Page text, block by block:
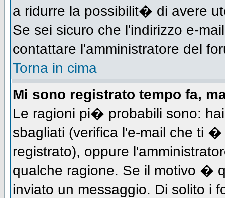
a ridurre la possibilit� di avere
Se sei sicuro che l'indirizzo e-
contattare l'amministratore del
Torna in cima
Mi sono registrato tempo fa,
Le ragioni pi� probabili sono:
sbagliati (verifica l'e-mail che ti
registrato), oppure
qualche ragione. Se il motivo �
inviato un messaggio. Di solito i